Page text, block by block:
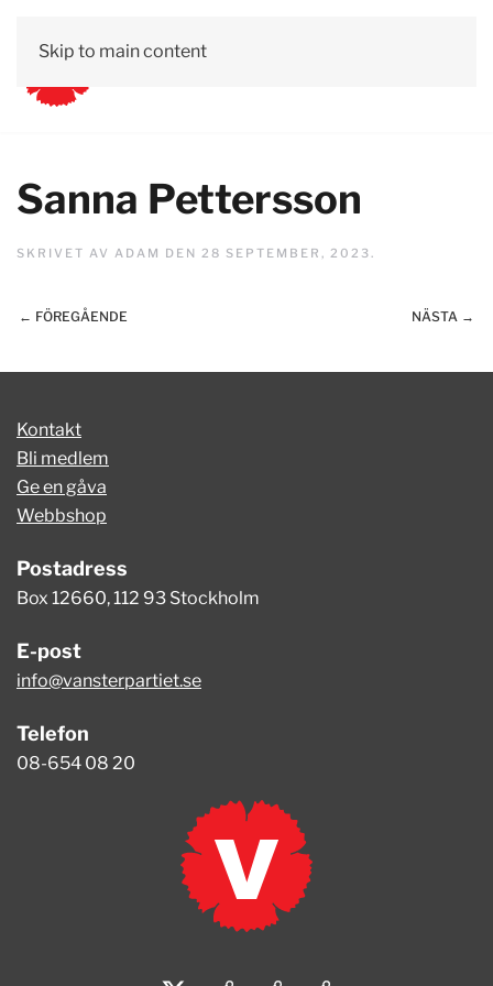
Skip to main content
Sanna Pettersson
SKRIVET AV ADAM DEN 28 SEPTEMBER, 2023.
← FÖREGÅENDE NÄSTA →
Kontakt
Bli medlem
Ge en gåva
Webbshop
Postadress
Box 12660, 112 93 Stockholm
E-post
info@vansterpartiet.se
Telefon
08-654 08 20